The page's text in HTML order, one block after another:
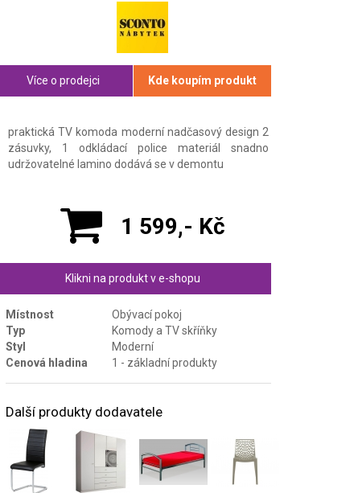
Více o prodejci Kde koupím produkt
praktická TV komoda moderní nadčasový design 2
zásuvky, 1 odkládací police materiál snadno
udržovatelné lamino dodává se v demontu
1 599,- Kč
Klikni na produkt v e-shopu
Místnost
Obývací pokoj
Typ
Komody a TV skříňky
Styl
Moderní
Cenová hladina
1 - základní produkty
Další produkty dodavatele